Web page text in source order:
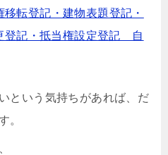
転登記・建物表題登記・
登記・抵当権設定登記 自
という気持ちがあれば、だ
。